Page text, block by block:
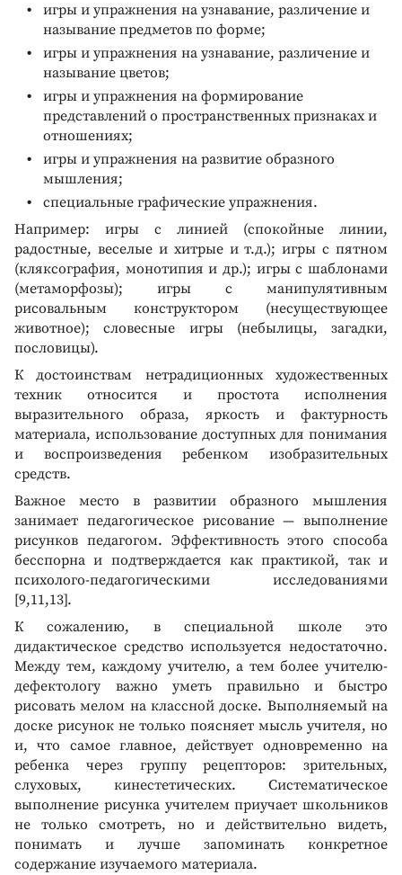
игры и упражнения на узнавание, различение и
называние предметов по форме;
игры и упражнения на узнавание, различение и
называние цветов;
игры и упражнения на формирование
представлений о пространственных признаках и
отношениях;
игры и упражнения на развитие образного
мышления;
специальные графические упражнения.
Например: игры с линией (спокойные линии,
радостные, веселые и хитрые и т.д.); игры с пятном
(кляксография, монотипия и др.); игры с шаблонами
(метаморфозы); игры с манипулятивным
рисовальным конструктором (несуществующее
животное); словесные игры (небылицы, загадки,
пословицы).
К достоинствам нетрадиционных художественных
техник относится и простота исполнения
выразительного образа, яркость и фактурность
материала, использование доступных для понимания
и воспроизведения ребенком изобразительных
средств.
Важное место в развитии образного мышления
занимает педагогическое рисование — выполнение
рисунков педагогом. Эффективность этого способа
бесспорна и подтверждается как практикой, так и
психолого-педагогическими исследованиями
[9,11,13].
К сожалению, в специальной школе это
дидактическое средство используется недостаточно.
Между тем, каждому учителю, а тем более учителю-
дефектологу важно уметь правильно и быстро
рисовать мелом на классной доске. Выполняемый на
доске рисунок не только поясняет мысль учителя, но
и, что самое главное, действует одновременно на
ребенка через группу рецепторов: зрительных,
слуховых, кинестетических. Систематическое
выполнение рисунка учителем приучает школьников
не только смотреть, но и действительно видеть,
понимать и лучше запоминать конкретное
содержание изучаемого материала.